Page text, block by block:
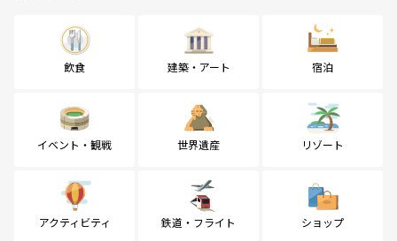
飲食 建築・アート 宿泊
イベント・観戦 世界遺産 リゾート
アクティビティ 鉄道・フライト ショップ